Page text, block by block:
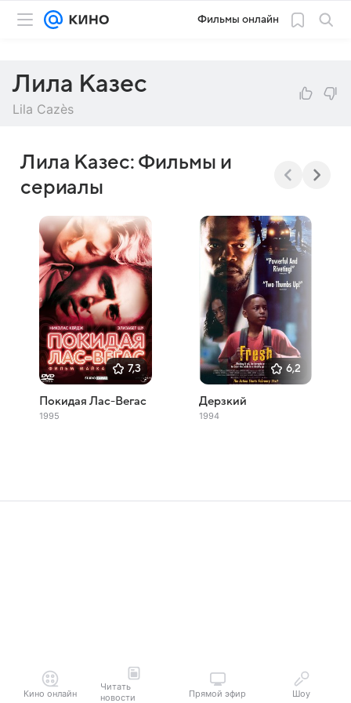
Фильмы онлайн
Лила Казес
Lila Cazès
Лила Казес: Фильмы и
сериалы
7,3
Покидая Лас-Вегас
1995
6,2
Дерзкий
1994
Кино онлайн
Читать
новости
Прямой эфир Шоу